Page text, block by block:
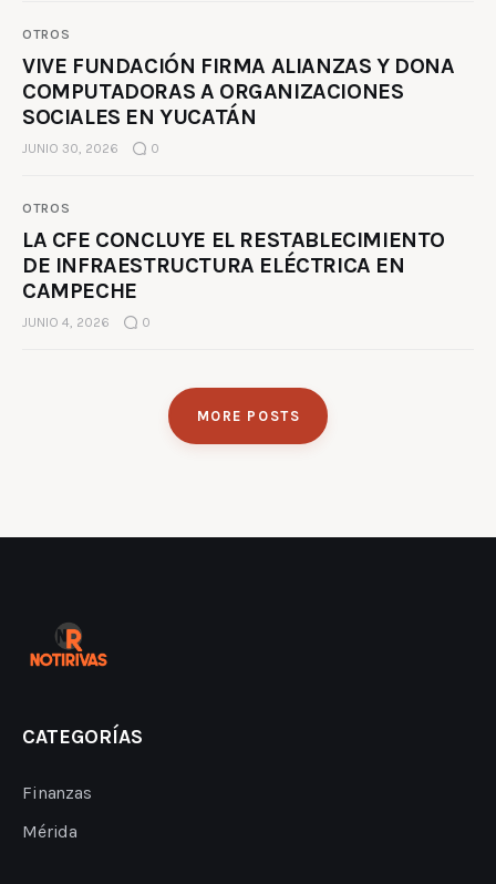
OTROS
VIVE FUNDACIÓN FIRMA ALIANZAS Y DONA
COMPUTADORAS A ORGANIZACIONES
SOCIALES EN YUCATÁN
JUNIO 30, 2026 0
OTROS
LA CFE CONCLUYE EL RESTABLECIMIENTO
DE INFRAESTRUCTURA ELÉCTRICA EN
CAMPECHE
JUNIO 4, 2026 0
MORE POSTS
CATEGORÍAS
Finanzas
Mérida